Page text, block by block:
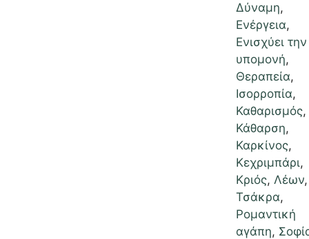
Δύναμη,
Ενέργεια,
Ενισχύει την
υπομονή,
Θεραπεία,
Ισορροπία,
Καθαρισμός,
Κάθαρση,
Καρκίνος,
Κεχριμπάρι,
Κριός, Λέων
Τσάκρα,
Ρομαντική
αγάπη,